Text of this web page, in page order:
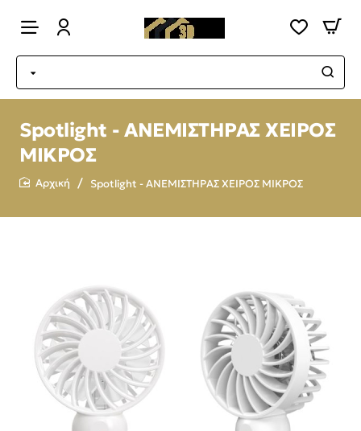
Spotlight - ΑΝΕΜΙΣΤΗΡΑΣ ΧΕΙΡΟΣ
ΜΙΚΡΟΣ
Spotlight - ΑΝΕΜΙΣΤΗΡΑΣ ΧΕΙΡΟΣ ΜΙΚΡΟΣ